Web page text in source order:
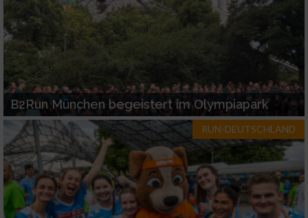
B2Run München begeistert im Olympiapark
RUN-DEUTSCHLAND